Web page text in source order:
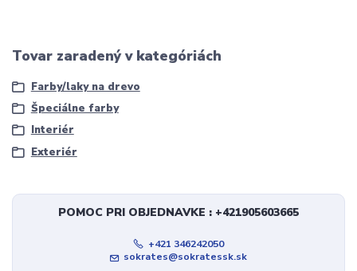
Tovar zaradený v kategóriách
Farby/laky na drevo
Špeciálne farby
Interiér
Exteriér
POMOC PRI OBJEDNAVKE : +421905603665
+421 346242050
sokrates@sokratessk.sk